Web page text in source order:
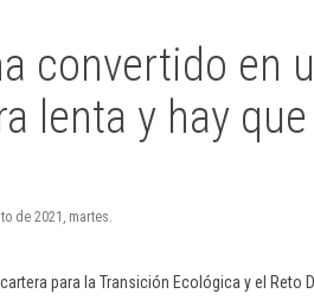
convertido en
lenta y hay
de 2021, martes.
para la Transición Ecológica y el Reto